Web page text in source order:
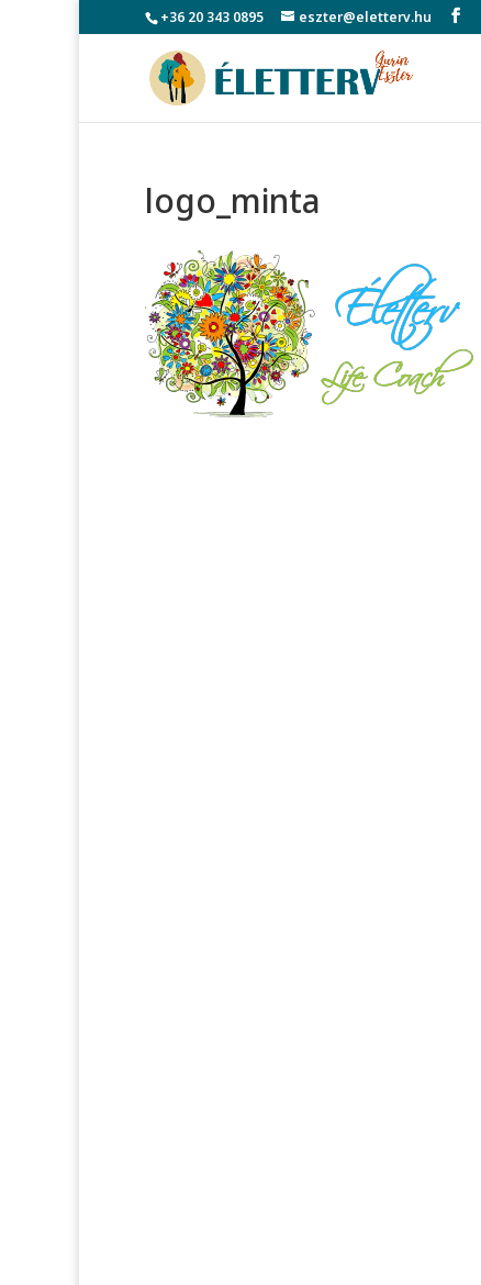
+36 20 343 0895 eszter@eletterv.hu
logo_minta